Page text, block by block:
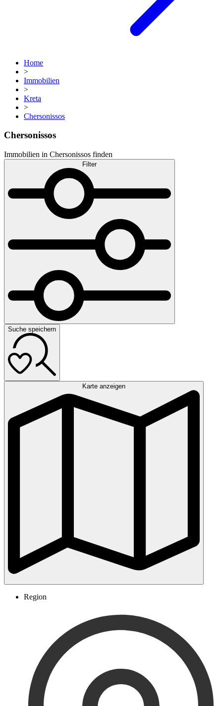
Home
>
Immobilien
>
Kreta
>
Chersonissos
Chersonissos
Immobilien in Chersonissos finden
Filter
Suche speichern
Karte anzeigen
Region